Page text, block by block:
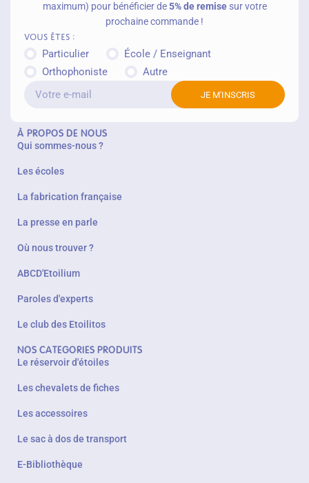
À PROPOS DE NOUS
Qui sommes-nous ?
Les écoles
La fabrication française
La presse en parle
Où nous trouver ?
ABCD'Etoilium
Paroles d'experts
Le club des Etoilitos
NOS CATEGORIES PRODUITS
Le réservoir d'étoiles
Les chevalets de fiches
Les accessoires
Le sac à dos de transport
E-Bibliothèque
maximum) pour bénéficier de5% de remisesur votre
prochaine commande !
Vous êtes :
Particulier
École / Enseignant
Orthophoniste
Autre
JE M'INSCRIS